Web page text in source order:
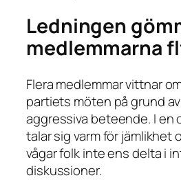
Ledningen
medlemmarna
Flera medlemmar vittnar
partiets möten på grund
aggressiva beteende. I en
talar sig varm för jämlikhet
vågar folk inte ens delta i
diskussioner.